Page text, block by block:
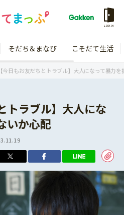
LOGIN
1歳
年長
小学2年生
そだち＆まなび こそだて生活
【今日もお友だちとトラブル】大人になって暴力
トラブル】大人にな
いか心配